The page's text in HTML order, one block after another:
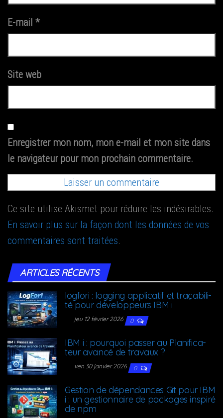
E-mail *
Site web
Enregistrer mon nom, mon e-mail et mon site dans
le navigateur pour mon prochain commentaire.
Ce site utilise Akismet pour réduire les indésirables.
En savoir plus sur la façon dont les données de vos
commentaires sont traitées.
ARTICLES RÉCENTS
log­fo­ri : log­ging appli­ca­tif et tra­ça­bi­li­
té pour déve­lop­peurs IBM i
jeu 12 février 2026 0
IBM i : pour­quoi pas­ser au Pla­ni­fi­ca­
teur avan­cé de travaux ?
ven 30 janvier 2026 0
Ges­tion de dépen­dances Git pour IBM
i : un ges­tion­naire de packages ins­pi­ré
de npm